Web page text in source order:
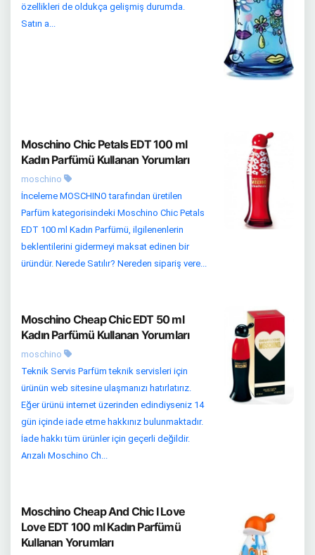
özellikleri de oldukça gelişmiş durumda.
Satın a...
Moschino Chic Petals EDT 100 ml
Kadın Parfümü Kullanan Yorumları
moschino
İnceleme MOSCHINO tarafından üretilen
Parfüm kategorisindeki Moschino Chic Petals
EDT 100 ml Kadın Parfümü, ilgilenenlerin
beklentilerini gidermeyi maksat edinen bir
üründür. Nerede Satılır? Nereden sipariş vere...
Moschino Cheap Chic EDT 50 ml
Kadın Parfümü Kullanan Yorumları
moschino
Teknik Servis Parfüm teknik servisleri için
ürünün web sitesine ulaşmanızı hatırlatırız.
Eğer ürünü internet üzerinden edindiyseniz 14
gün içinde iade etme hakkınız bulunmaktadır.
İade hakkı tüm ürünler için geçerli değildir.
Arızalı Moschino Ch...
Moschino Cheap And Chic I Love
Love EDT 100 ml Kadın Parfümü
Kullanan Yorumları